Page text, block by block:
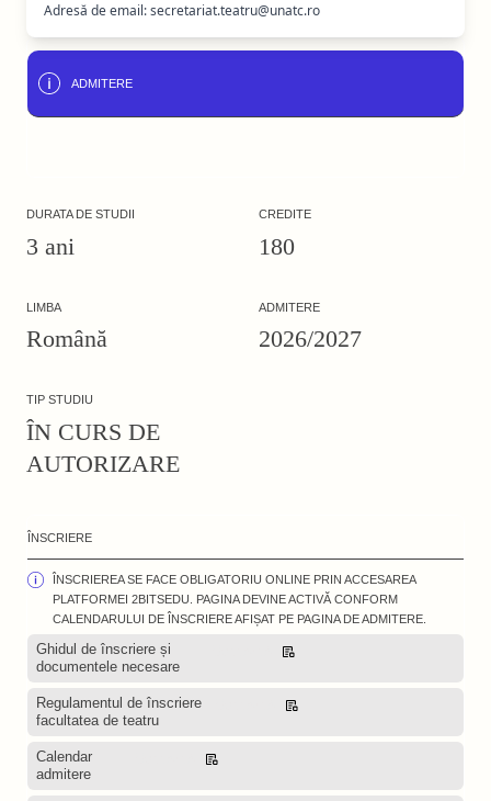
Adresă de email: secretariat.teatru@unatc.ro
ADMITERE
DURATA DE STUDII
3 ani
CREDITE
180
LIMBA
Română
ADMITERE
2026/2027
TIP STUDIU
ÎN CURS DE
AUTORIZARE
ÎNSCRIERE
ÎNSCRIEREA SE FACE OBLIGATORIU ONLINE PRIN ACCESAREA
PLATFORMEI 2BITSEDU. PAGINA DEVINE ACTIVĂ CONFORM
CALENDARULUI DE ÎNSCRIERE AFIȘAT PE PAGINA DE ADMITERE.
Ghidul de înscriere și
documentele necesare
Regulamentul de înscriere
facultatea de teatru
Calendar
admitere